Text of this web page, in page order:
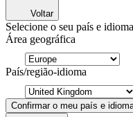
Voltar
Selecione o seu país e
Área geográfica
País/região-idioma
Confirmar o meu país e